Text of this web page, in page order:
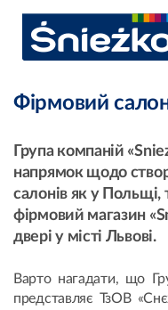
Фірмовий
Група компаній
напрямок щодо
салонів як у Польщі,
фірмовий магазин
двері у місті Львові.
Варто нагадати, що
представляє ТзОВ